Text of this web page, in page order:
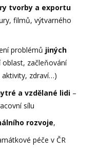
tvorby a exportu
filmů, výtvarného
problémů jiných
oblast, začleňování
aktivity, zdraví…)
a vzdělané lidi –
sílu
rozvoje,
péče v ČR